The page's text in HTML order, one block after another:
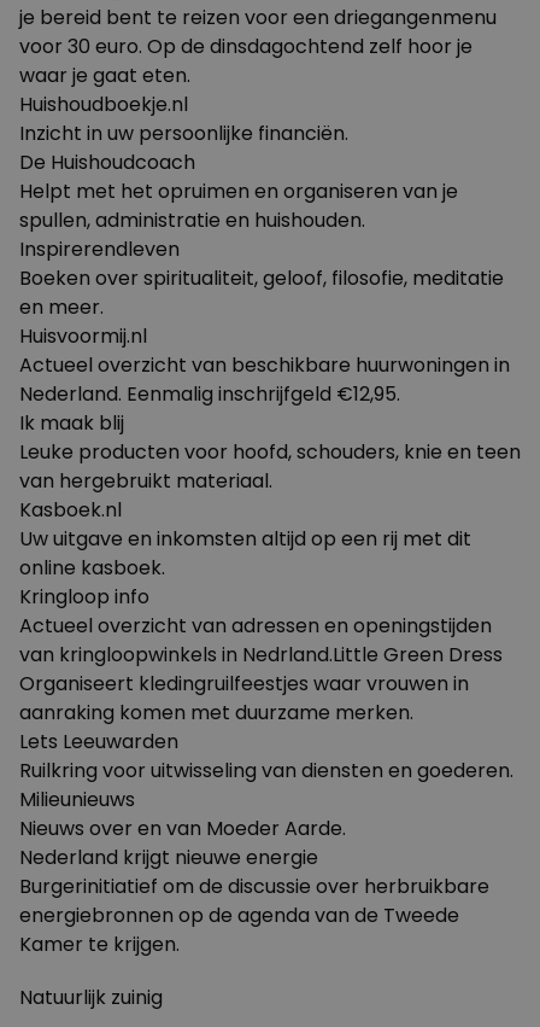
je bereid bent te reizen voor een driegangenmenu
voor 30 euro. Op de dinsdagochtend zelf hoor je
waar je gaat eten.
Huishoudboekje.nl
Inzicht in uw persoonlijke financiën.
De Huishoudcoach
Helpt met het opruimen en organiseren van je
spullen, administratie en huishouden.
Inspirerendleven
Boeken over spiritualiteit, geloof, filosofie, meditatie
en meer.
Huisvoormij.nl
Actueel overzicht van beschikbare huurwoningen in
Nederland. Eenmalig inschrijfgeld €12,95.
Ik maak blij
Leuke producten voor hoofd, schouders, knie en teen
van hergebruikt materiaal.
Kasboek.nl
Uw uitgave en inkomsten altijd op een rij met dit
online kasboek.
Kringloop info
Actueel overzicht van adressen en openingstijden
van kringloopwinkels in Nedrland.Little Green Dress
Organiseert kledingruilfeestjes waar vrouwen in
aanraking komen met duurzame merken.
Lets Leeuwarden
Ruilkring voor uitwisseling van diensten en goederen.
Milieunieuws
Nieuws over en van Moeder Aarde.
Nederland krijgt nieuwe energie
Burgerinitiatief om de discussie over herbruikbare
energiebronnen op de agenda van de Tweede
Kamer te krijgen.
Natuurlijk zuinig